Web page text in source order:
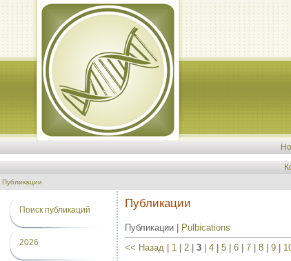
Публикации
Поиск публикаций
2026
Публикации
Публикации | Pulbications
<< Назад
1 2 3 4 5 6 7 8 9